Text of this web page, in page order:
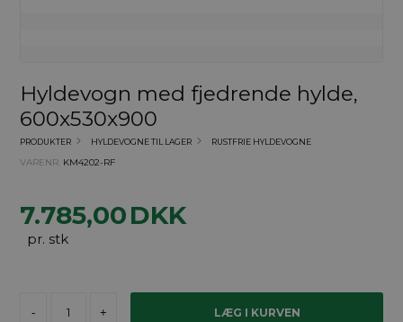
Hyldevogn med fjedrende hylde,
600x530x900
PRODUKTER HYLDEVOGNE TIL LAGER RUSTFRIE HYLDEVOGNE
VARENR. KM4202-RF
7.785,00DKK
pr. stk
- +